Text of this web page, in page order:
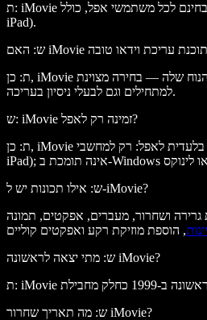
ת: iMovie זמינה בחינם לכל משתמשי אפל, כולל macOS ו-iOS (iPhone,
iPad).
ת: כן, iMovie פופולרית בזכות הממשק הנוח שלה — בחירה מצוינת
למתחילים וגם לבעלי ניסיון בעריכה.
ש: iMovie זמינה רק לאפל?
ת: כן, iMovie בלעדית לאפל: רק למחשבי Mac ומכשירי iOS (iPhone,
ש: אילו תכונות יש ל-iMovie?
גרירה ושחרור, מעברים, אפקטים, תמונה
ש: מתי יצאה לראשונה iMovie?
ש: מה תאריך שחרור iMovie?